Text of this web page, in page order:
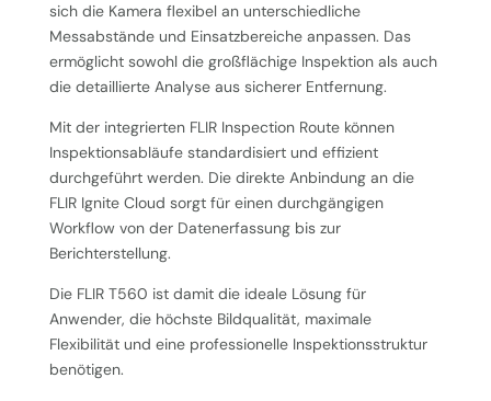
sich die Kamera flexibel an unterschiedliche
Messabstände und Einsatzbereiche anpassen. Das
ermöglicht sowohl die großflächige Inspektion als auch
die detaillierte Analyse aus sicherer Entfernung.
Mit der integrierten FLIR Inspection Route können
Inspektionsabläufe standardisiert und effizient
durchgeführt werden. Die direkte Anbindung an die
FLIR Ignite Cloud sorgt für einen durchgängigen
Workflow von der Datenerfassung bis zur
Berichterstellung.
Die FLIR T560 ist damit die ideale Lösung für
Anwender, die höchste Bildqualität, maximale
Flexibilität und eine professionelle Inspektionsstruktur
benötigen.